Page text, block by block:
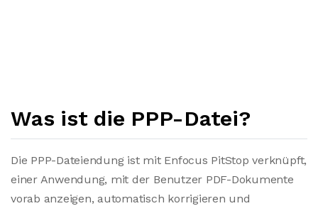
Was ist die PPP-Datei?
Die PPP-Dateiendung ist mit Enfocus PitStop verknüpft,
einer Anwendung, mit der Benutzer PDF-Dokumente
vorab anzeigen, automatisch korrigieren und